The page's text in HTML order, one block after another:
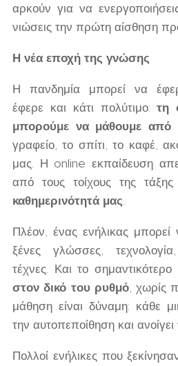
αρκούν για να
νιώσεις την πρώτη αίσθηση
Η νέα εποχή της γνώσης
Η πανδημία μπορεί να
έφερε και κάτι πολύτιμο:τη
μπορούμε να μάθουμε από
γραφείο, το σπίτι, το καφέ,
μας. Η online εκπαίδευση
από τους τοίχους της
καθημερινότητά μας.
Πλέον, ένας ενήλικας μπορεί
ξένες γλώσσες,
τέχνες. Και το
στον δικό του ρυθμό, χωρίς
μάθηση είναι δύναμη: κάθε
την αυτοπεποίθηση και ανοίγει
Πολλοί ενήλικες που